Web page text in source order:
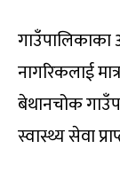
गाउँपालिकाका
नागरिकलाई
बेथानचोक
स्वास्थ्य सेवा